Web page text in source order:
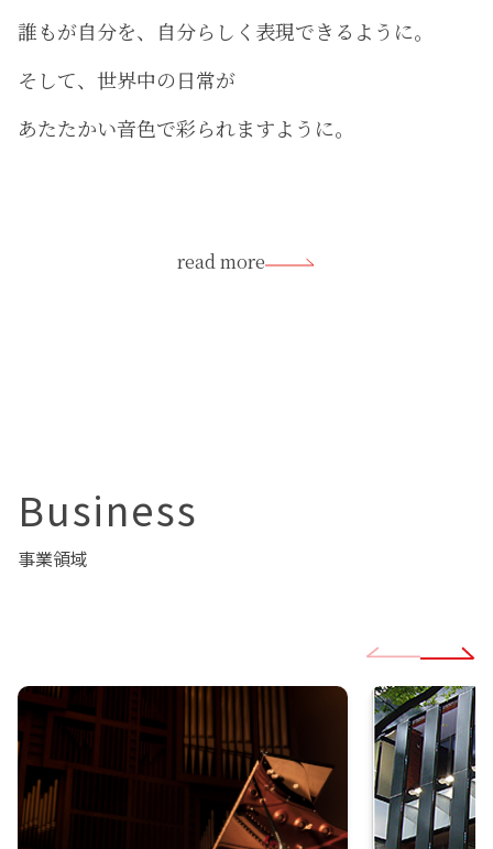
誰もが自分を、自分らしく表現できるように。
そして、世界中の日常が
あたたかい音色で彩られますように。
read more
Business
事業領域